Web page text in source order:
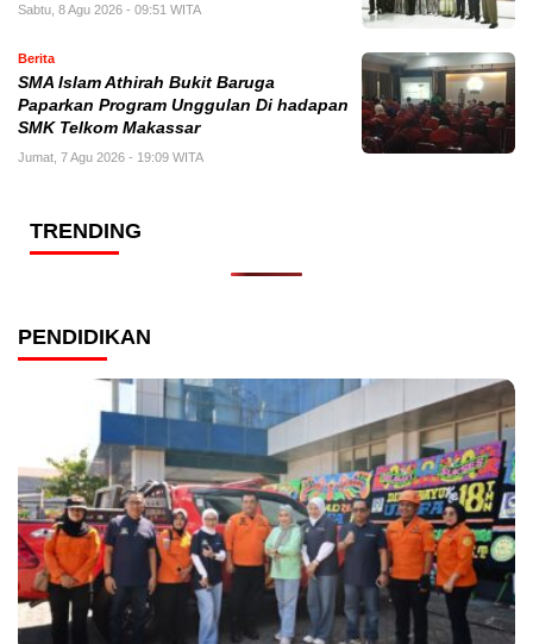
Sabtu, 8 Agu 2026 - 09:51 WITA
Berita
SMA Islam Athirah Bukit Baruga
Paparkan Program Unggulan Di hadapan
SMK Telkom Makassar
Jumat, 7 Agu 2026 - 19:09 WITA
TRENDING
PENDIDIKAN